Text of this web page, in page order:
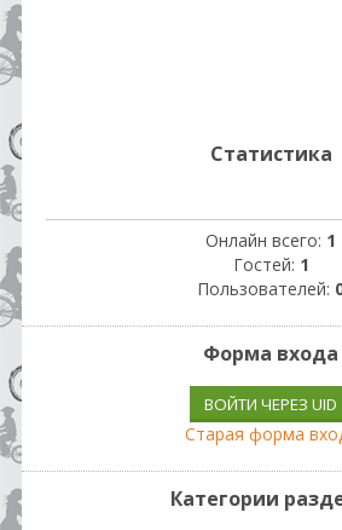
Статистика
Онлайн всего: 1
Гостей: 1
Пользователей:
Форма входа
ВОЙТИ ЧЕРЕЗ UID
Старая форма
Категории